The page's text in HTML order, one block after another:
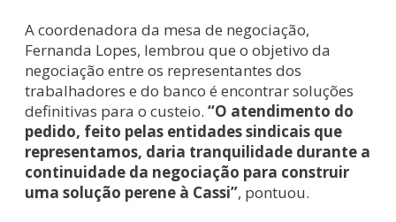
A coordenadora da mesa de negociação,
Fernanda Lopes, lembrou que o objetivo da
negociação entre os representantes dos
trabalhadores e do banco é encontrar soluções
definitivas para o custeio. “O atendimento do
pedido, feito pelas entidades sindicais que
representamos, daria tranquilidade durante a
continuidade da negociação para construir
uma solução perene à Cassi”, pontuou.